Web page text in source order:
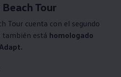
Tour
Tour cuenta con el segundo
también está homologado